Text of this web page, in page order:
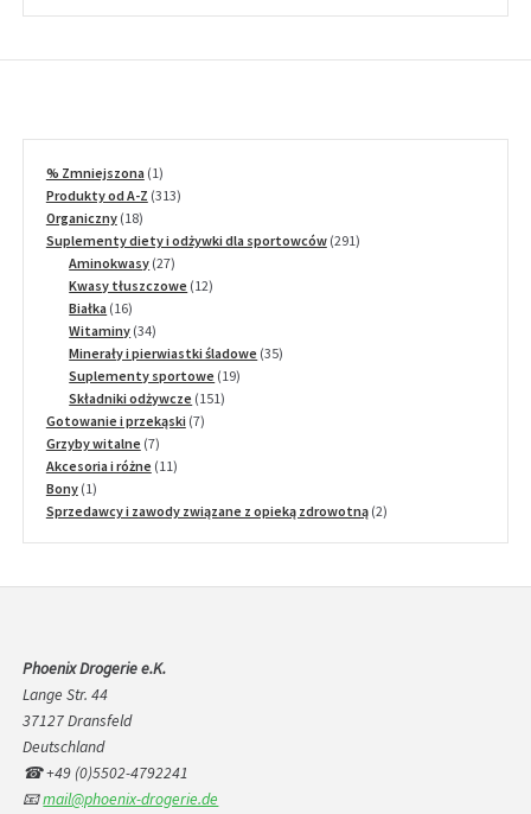
% Zmniejszona 11
produkt
Produkty od A-Z 313313
Organiczny 1818
produktów
Suplementy diety i odżywki dla sportowców 291291
Aminokwasy 2727
produktów
Kwasy tłuszczowe 1212
Białka 1616
produktów
Witaminy 3434
produkty
Minerały i pierwiastki śladowe 3535
Suplementy sportowe 1919
Składniki odżywcze 151151
Gotowanie i przekąski 77
Grzyby witalne 77
produktów
Akcesoria i różne 1111
Bony 11
produkt
Sprzedawcy i zawody związane z opieką zdrowotną 22
Phoenix Drogerie e.K.
Lange Str. 44
37127 Dransfeld
Deutschland
☎ +49 (0)5502-4792241
📧mail@phoenix-drogerie.de